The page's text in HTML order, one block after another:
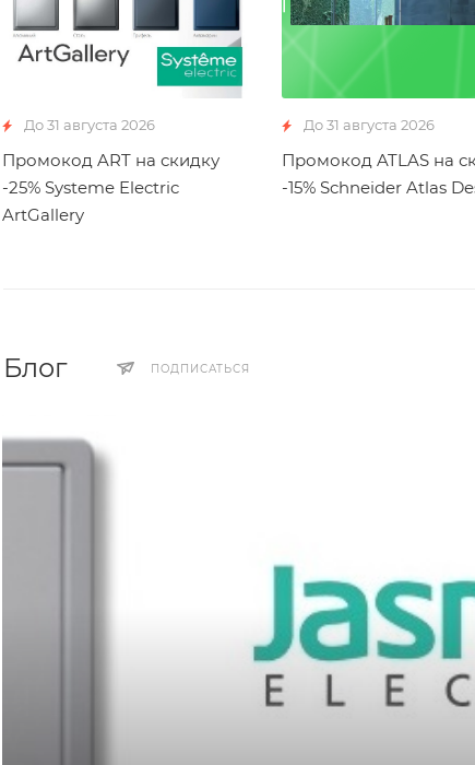
До 31 августа 2026
Промокод ART на скидку
-25% Systeme Electric
ArtGallery
До 31 августа 2026
Промокод ATLAS на
-15% Schneider Atlas
Блог ПОДПИСАТЬСЯ